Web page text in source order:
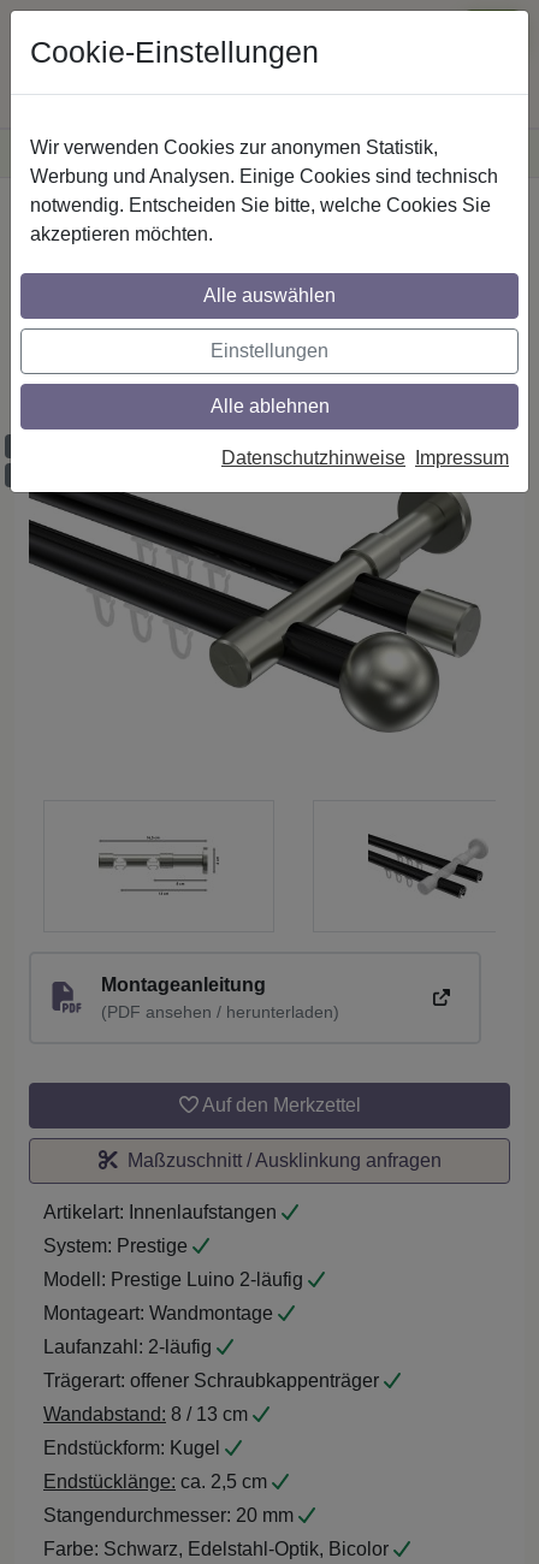
VersandkostenfreieLieferung innerhalb Deutschlands
Sichere Zahlung
Startseite Innenlaufstangen Aluminium / Metall
Gardinenstangen mit Innenlauf aus
Aluminium / Metall in 20 mm Ø, 2-läufig,
Modell PRESTIGE - Luino Schwarz /
Montageanleitung
(PDF ansehen / herunterladen)
Auf den Merkzettel
Maßzuschnitt / Ausklinkung anfragen
Artikelart: Innenlaufstangen
System: Prestige
Modell: Prestige Luino 2-läufig
Montageart: Wandmontage
Laufanzahl: 2-läufig
Trägerart: offener Schraubkappenträger
Wandabstand: 8 / 13 cm
Endstückform: Kugel
Endstücklänge: ca. 2,5 cm
Stangendurchmesser: 20 mm
Farbe: Schwarz, Edelstahl-Optik, Bicolor
Cookie-Einstellungen
Wir verwenden Cookies zur anonymen Statistik,
Werbung und Analysen. Einige Cookies sind technisch
notwendig. Entscheiden Sie bitte, welche Cookies Sie
akzeptieren möchten.
Alle auswählen
Einstellungen
Alle ablehnen
Datenschutzhinweise Impressum